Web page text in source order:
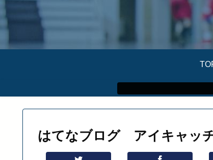
はてなブログ アイキャ